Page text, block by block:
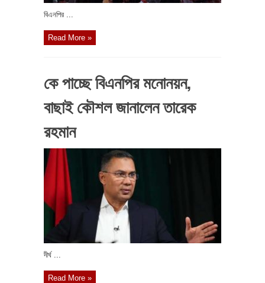
বিএনপির ...
Read More »
কে পাচ্ছে বিএনপির মনোনয়ন,
বাছাই কৌশল জানালেন তারেক
রহমান
দীর্ঘ ...
Read More »